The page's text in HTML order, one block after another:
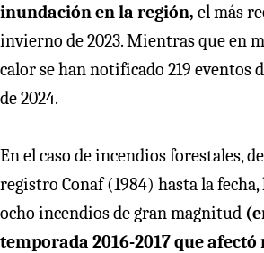
inundación en la región, el más
invierno de 2023. Mientras que en
calor se han notificado 219 eventos
de 2024.
En el caso de incendios forestales,
registro Conaf (1984) hasta la
ocho incendios de gran magnitud
temporada 2016-2017 que afectó